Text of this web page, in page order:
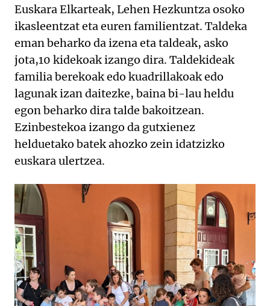
Euskara Elkarteak, Lehen Hezkuntza osoko
ikasleentzat eta euren familientzat. Taldeka
eman beharko da izena eta taldeak, asko
jota,10 kidekoak izango dira. Taldekideak
familia berekoak edo kuadrillakoak edo
lagunak izan daitezke, baina bi-lau heldu
egon beharko dira talde bakoitzean.
Ezinbestekoa izango da gutxienez
helduetako batek ahozko zein idatzizko
euskara ulertzea.